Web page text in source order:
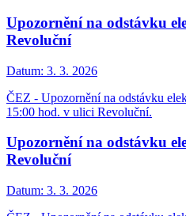
Upozornění na odstávku
Revoluční
Datum: 3. 3. 2026
ČEZ - Upozornění na odstávku
15:00 hod. v ulici Revoluční.
Upozornění na odstávku
Revoluční
Datum: 3. 3. 2026